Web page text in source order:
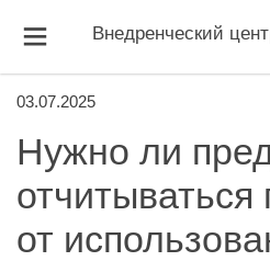
Внедренческий
03.07.2025
Нужно ли
отчитываться
от